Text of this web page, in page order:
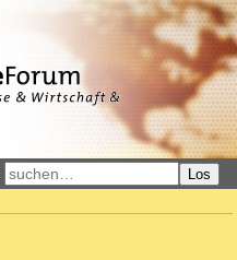
Los